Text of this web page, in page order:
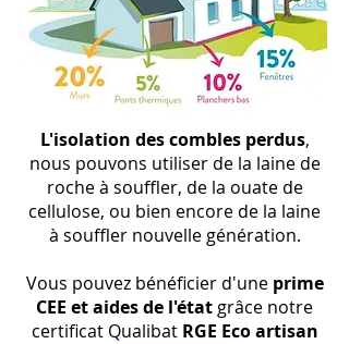
L'isolation des combles perdus,
nous pouvons utiliser de la laine de
roche à souffler, de la ouate de
cellulose, ou bien encore de la laine
à souffler nouvelle génération.
Vous pouvez bénéficier d'uneprime
CEE et aides de l'état grâce notre
certificat Qualibat RGE Eco artisan